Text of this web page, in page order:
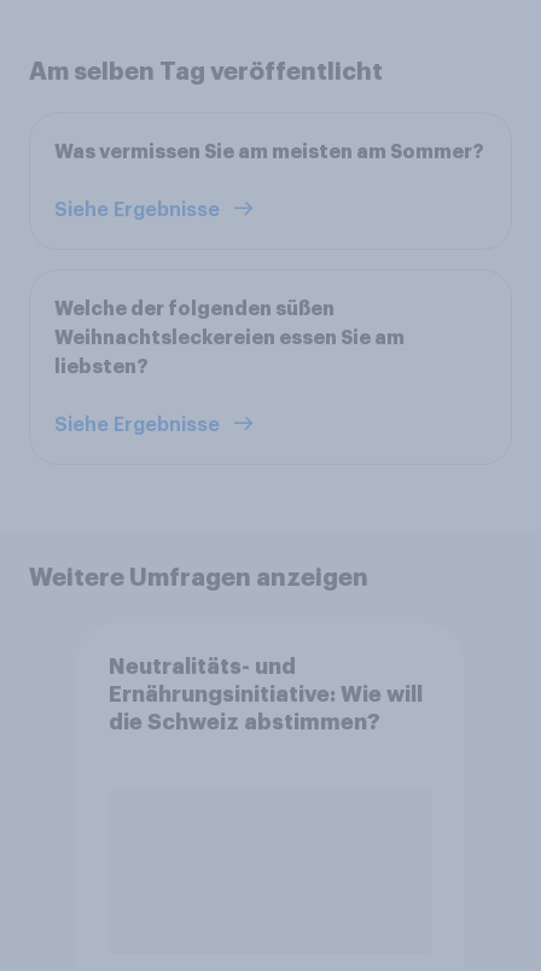
Am selben Tag veröffentlicht
Was vermissen Sie am meisten am Sommer?
Siehe Ergebnisse
Welche der folgenden süßen
Weihnachtsleckereien essen Sie am
liebsten?
Siehe Ergebnisse
Weitere Umfragen anzeigen
Neutralitäts- und
Ernährungsinitiative: Wie will
die Schweiz abstimmen?